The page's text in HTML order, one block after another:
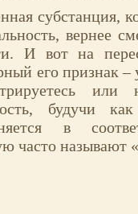
субстанция,
вернее
И вот на
его признак
или
будучи
в
часто называют